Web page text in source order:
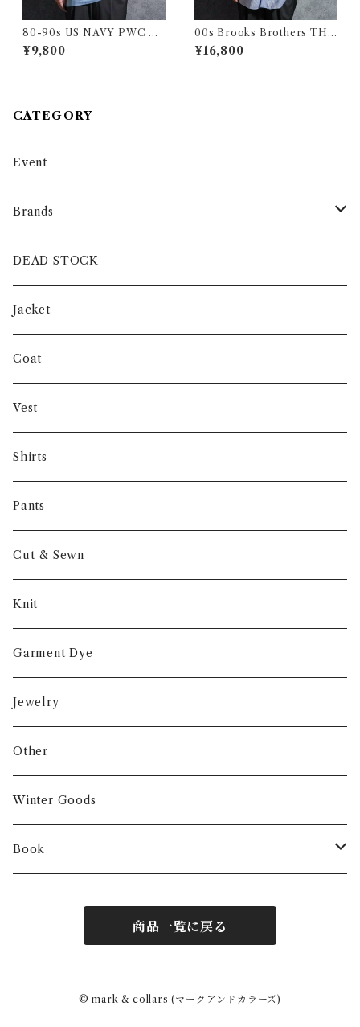
80-90s US NAVY PWC PU
BLIC WORKS CENTER an
vil Polo Shirts アメリカ 海軍
¥9,800
00s Brooks Brothers THO
MAS MASON Linen Shirts
ブルックスブラザーズ トーマ
¥16,800
CATEGORY
Event
Brands
intch.
SHUREN
INVERTERE
Gambert
NORIEI
Other
DEAD STOCK
Jacket
Coat
Vest
Shirts
Pants
Cut & Sewn
Knit
Garment Dye
Jewelry
Other
Winter Goods
Book
商品一覧に戻る
© mark & collars (マークアンドカラーズ)